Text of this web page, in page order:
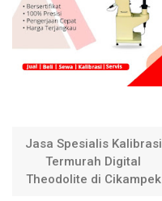
Jasa Spesialis Kalibrasi
Termurah Digital
Theodolite di Cikampek